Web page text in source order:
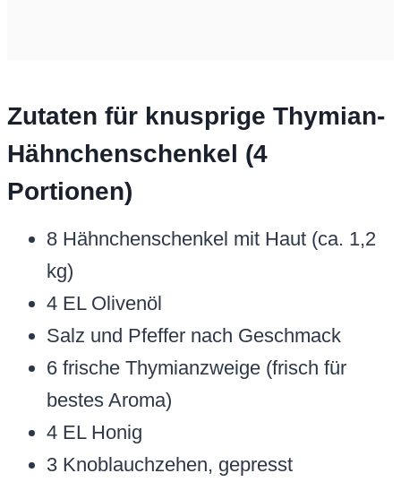
Zutaten für knusprige Thymian-
Hähnchenschenkel (4
Portionen)
8 Hähnchenschenkel mit Haut (ca. 1,2
kg)
4 EL Olivenöl
Salz und Pfeffer nach Geschmack
6 frische Thymianzweige (frisch für
bestes Aroma)
4 EL Honig
3 Knoblauchzehen, gepresst